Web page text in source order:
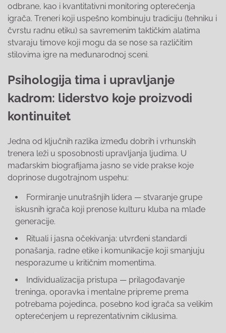
odbrane, kao i kvantitativni monitoring opterećenja
igrača. Treneri koji uspešno kombinuju tradiciju (tehniku i
čvrstu radnu etiku) sa savremenim taktičkim alatima
stvaraju timove koji mogu da se nose sa različitim
stilovima igre na međunarodnoj sceni.
Psihologija tima i upravljanje
kadrom: liderstvo koje proizvodi
kontinuitet
Jedna od ključnih razlika između dobrih i vrhunskih
trenera leži u sposobnosti upravljanja ljudima. U
mađarskim biografijama jasno se vide prakse koje
doprinose dugotrajnom uspehu:
Formiranje unutrašnjih lidera — stvaranje grupe
iskusnih igrača koji prenose kulturu kluba na mlađe
generacije.
Rituali i jasna očekivanja: utvrđeni standardi
ponašanja, radne etike i komunikacije koji smanjuju
nesporazume u kritičnim momentima.
Individualizacija pristupa — prilagođavanje
treninga, oporavka i mentalne pripreme prema
potrebama pojedinca, posebno kod igrača sa velikim
opterećenjem u reprezentativnim ciklusima.